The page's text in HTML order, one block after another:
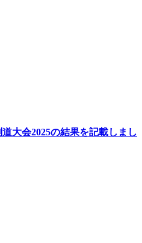
大会2025の結果を記載しまし